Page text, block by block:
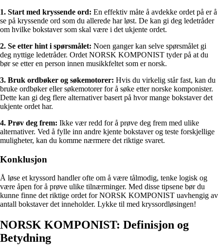
1. Start med kryssende ord: En effektiv måte å avdekke ordet på er å
se på kryssende ord som du allerede har løst. De kan gi deg ledetråder
om hvilke bokstaver som skal være i det ukjente ordet.
2. Se etter hint i spørsmålet: Noen ganger kan selve spørsmålet gi
deg nyttige ledetråder. Ordet NORSK KOMPONIST tyder på at du
bør se etter en person innen musikkfeltet som er norsk.
3. Bruk ordbøker og søkemotorer: Hvis du virkelig står fast, kan du
bruke ordbøker eller søkemotorer for å søke etter norske komponister.
Dette kan gi deg flere alternativer basert på hvor mange bokstaver det
ukjente ordet har.
4. Prøv deg frem: Ikke vær redd for å prøve deg frem med ulike
alternativer. Ved å fylle inn andre kjente bokstaver og teste forskjellige
muligheter, kan du komme nærmere det riktige svaret.
Konklusjon
Å løse et kryssord handler ofte om å være tålmodig, tenke logisk og
være åpen for å prøve ulike tilnærminger. Med disse tipsene bør du
kunne finne det riktige ordet for NORSK KOMPONIST uavhengig av
antall bokstaver det inneholder. Lykke til med kryssordløsingen!
NORSK KOMPONIST: Definisjon og
Betydning